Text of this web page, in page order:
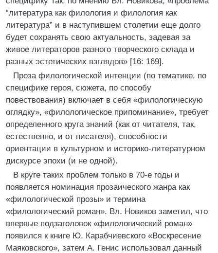
“литература как филология и филология как
литература” и в наступившем столетии еще долго
будет сохранять свою актуальность, задевая за
живое литераторов разного творческого склада и
разных эстетических взглядов» [16: 169].
Проза филологической интенции (по тематике, по
специфике героя, сюжета, по способу
повествования) включает в себя «филологическую
оглядку», «филологическое припоминание», требует
определенного круга знаний (как от читателя, так,
естественно, и от писателя), способности
ориентации в культурном и историко-литературном
дискурсе эпохи (и не одной).
В круге таких проблем только в 70-е годы и
появляется номинация прозаического жанра как
«филологической прозы» и термина
«филологический роман». Вл. Новиков заметил, что
впервые подзаголовок «филологический роман»
появился к книге Ю. Карабчиевского «Воскресение
Маяковского», затем А. Генис использовал данный